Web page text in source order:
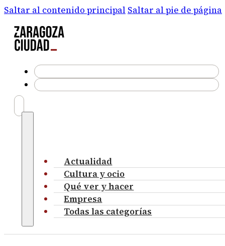
Saltar al contenido principal Saltar al pie de página
Actualidad
Cultura y ocio
Qué ver y hacer
Empresa
Todas las categorías